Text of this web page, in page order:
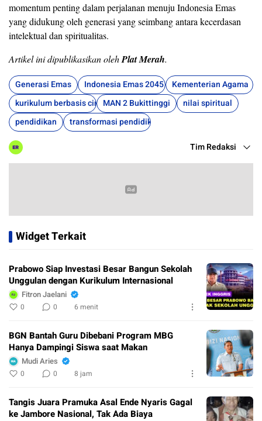
momentum penting dalam perjalanan menuju Indonesia Emas
yang didukung oleh generasi yang seimbang antara kecerdasan
intelektual dan spiritualitas.
Artikel ini dipublikasikan olehPlat Merah.
Generasi Emas Indonesia Emas 2045
Kementerian Agama
kurikulum berbasis cintaMAN 2 Bukittinggi
nilai spiritual
pendidikan
transformasi pendidikan
Tim Redaksi
Widget Terkait
Prabowo Siap Investasi Besar Bangun Sekolah
Unggulan dengan Kurikulum Internasional
Fitron Jaelani
0 0 6 menit
BGN Bantah Guru Dibebani Program MBG
Hanya Dampingi Siswa saat Makan
Mudi Aries
0 0 8 jam
Tangis Juara Pramuka Asal Ende Nyaris Gagal
ke Jambore Nasional, Tak Ada Biaya